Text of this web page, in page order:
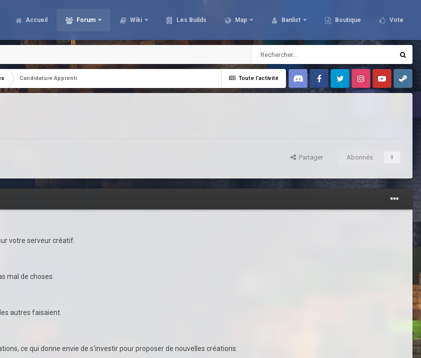
Accueil Forum Wiki Les Builds Map Banlist Boutique Vote
Toute l’activité
Candidature Apprenti
Discord FacebookTwitter InstagramYoutubeSteam
Partager Abonnés 0
votre serveur créatif.
mal de choses.
autres faisaient.
ce qui donne envie de s'investir pour proposer de nouvelles créations.